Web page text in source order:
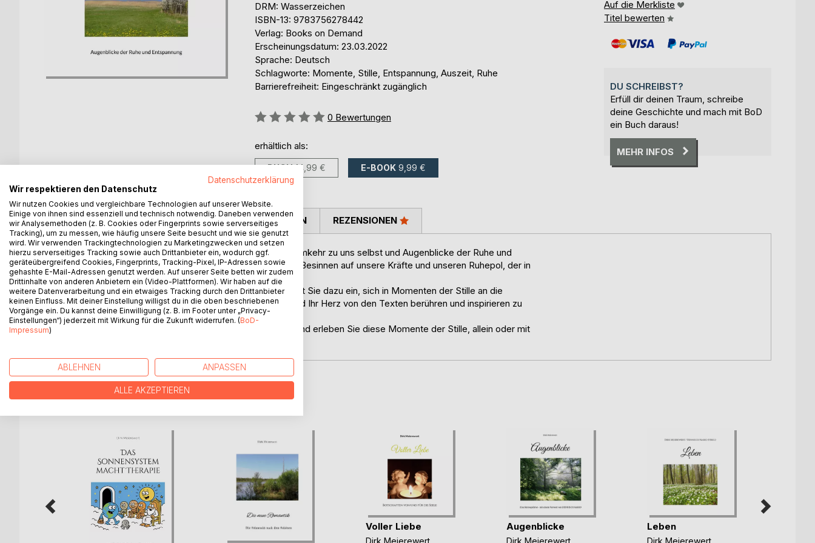
DRM: Wasserzeichen
ISBN-13: 9783756278442
Verlag: Books on Demand
Erscheinungsdatum: 23.03.2022
Sprache: Deutsch
Schlagworte: Momente, Stille, Entspannung, Auszeit, Ruhe
Barrierefreiheit: Eingeschränkt zugänglich
Bewertung::
0 Bewertungen
erhältlich als:
BUCH 14,99 € E-BOOK 9,99 €
Auf die Merkliste
Titel bewerten
DU SCHREIBST?
Erfüll dir deinen Traum, schreibe
deine Geschichte und mach mit BoD
ein Buch daraus!
MEHR INFOS
BESCHREIBUNG
Momente der Stille sind eine Auszeit vom Alltag, eine Heimkehr zu uns selbst und Augenblicke der Ruhe und
Entspannung. Es ist ein Heimkommen und Innehalten, ein Besinnen auf unsere Kräfte und unseren Ruhepol, der in
einem jeden Menschen seinen Platz hat.
Dieses Buch mit seinen Gedanken, Bildern und Texten lädt Sie dazu ein, sich in Momenten der Stille an die
Schönheit und Anmut zu erinnern, an ihnen zu erfreuen und Ihr Herz von den Texten berühren und inspirieren zu
lassen.
Tauchen Sie in eine Magie aus Ihrem Inneren heraus ein und erleben Sie diese Momente der Stille, allein oder mit
AUTOR/IN PRESSESTIMMEN REZENSIONEN
WEITERE TITEL BEIBoD
Voller Liebe Augenblicke Leben
Datenschutzerklärung
Wir respektieren den Datenschutz
Wir nutzen Cookies und vergleichbare Technologien auf unserer Website.
Einige von ihnen sind essenziell und technisch notwendig. Daneben verwenden
wir Analysemethoden (z. B. Cookies oder Fingerprints sowie serverseitiges
Tracking), um zu messen, wie häufig unsere Seite besucht und wie sie genutzt
wird. Wir verwenden Trackingtechnologien zu Marketingzwecken und setzen
hierzu serverseitiges Tracking sowie auch Drittanbieter ein, wodurch ggf.
geräteübergreifend Cookies, Fingerprints, Tracking-Pixel, IP-Adressen sowie
gehashte E-Mail-Adressen genutzt werden. Auf unserer Seite betten wir zudem
Drittinhalte von anderen Anbietern ein (Video-Plattformen). Wir haben auf die
weitere Datenverarbeitung und ein etwaiges Tracking durch den Drittanbieter
keinen Einfluss. Mit deiner Einstellung willigst du in die oben beschriebenen
Vorgänge ein. Du kannst deine Einwilligung (z. B. im Footer unter „Privacy-
Einstellungen“) jederzeit mit Wirkung für die Zukunft widerrufen. (BoD-
Impressum)
ABLEHNEN ANPASSEN
ALLE AKZEPTIEREN